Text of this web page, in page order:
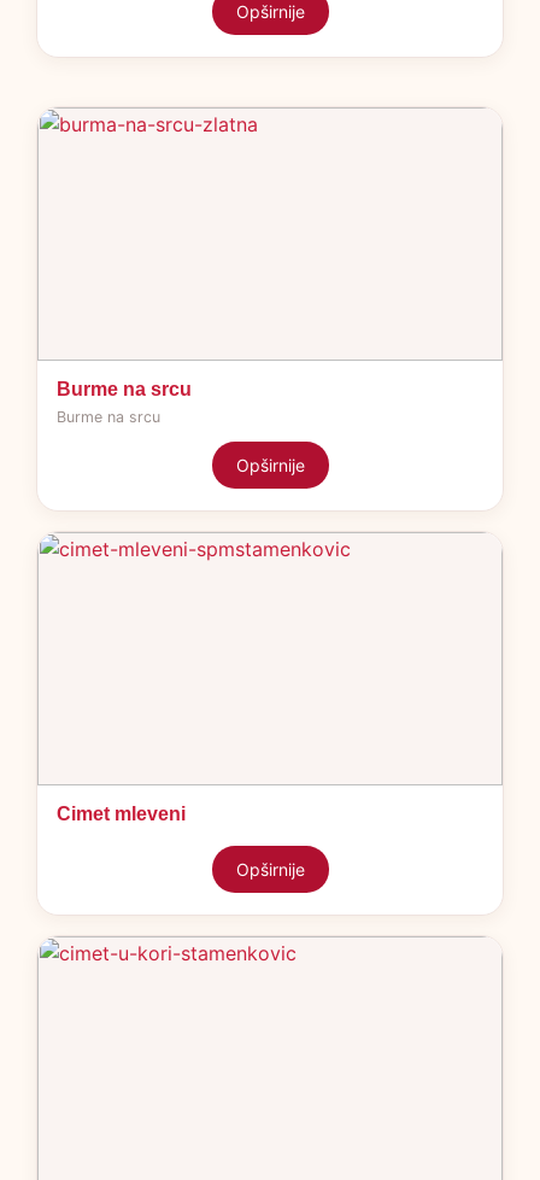
Opširnije
Burme na srcu
Burme na srcu
Opširnije
Cimet mleveni
Opširnije